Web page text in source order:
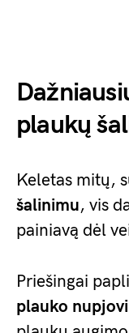
plaukų
Keletas mitų,
šalinimu, vis
painiavą dėl
Priešingai
plauko